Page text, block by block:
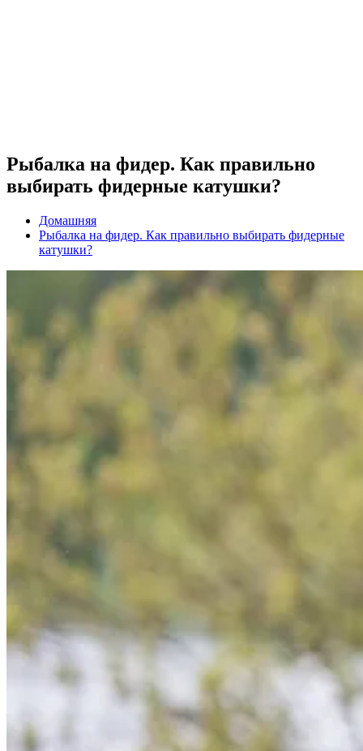
Рыбалка на фидер. Как правильно
выбирать фидерные катушки?
Домашняя
Рыбалка на фидер. Как правильно выбирать фидерные
катушки?